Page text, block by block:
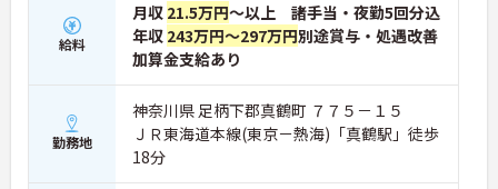
給料
月収 21.5万円～以上 諸手当・夜勤5回分込
年収 243万円～297万円別途賞与・処遇改善
加算金支給あり
勤務地
神奈川県 足柄下郡真鶴町 ７７５－１５
ＪＲ東海道本線(東京－熱海)「真鶴駅」徒歩
18分